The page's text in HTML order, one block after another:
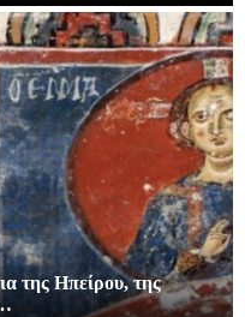
της Ηπείρου, της